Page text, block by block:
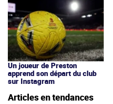
Un joueur de Preston
apprend son départ du club
sur Instagram
Articles en tendances